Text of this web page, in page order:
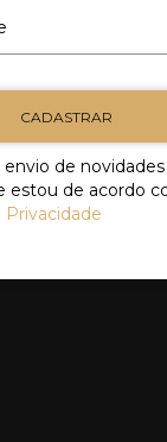
CADASTRAR
de
estou de acordo
Privacidade